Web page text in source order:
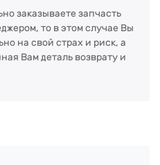
заказываете запчасть
то в этом случае Вы
на свой страх и риск, а
Вам деталь возврату и